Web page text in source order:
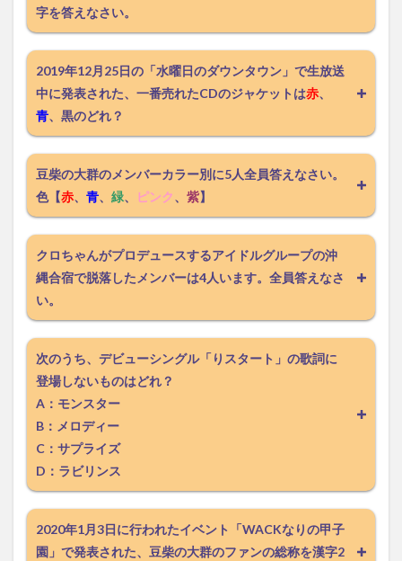
字を答えなさい。
2019年12月25日の「水曜日のダウンタウン」で生放送
中に発表された、一番売れたCDのジャケットは赤、
青、黒のどれ？
豆柴の大群のメンバーカラー別に5人全員答えなさい。
色【赤、 青、 緑、 ピンク、 紫】
クロちゃんがプロデュースするアイドルグループの沖
縄合宿で脱落したメンバーは4人います。全員答えなさ
い。
次のうち、デビューシングル「りスタート」の歌詞に
登場しないものはどれ？
A：モンスター
B：メロディー
C：サプライズ
D：ラビリンス
2020年1月3日に行われたイベント「WACKなりの甲子
園」で発表された、豆柴の大群のファンの総称を漢字2